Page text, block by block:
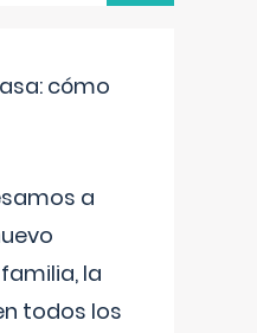
cómo
a
la
todos los